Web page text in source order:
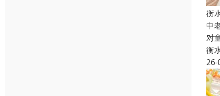
衡
中
对
衡
26-